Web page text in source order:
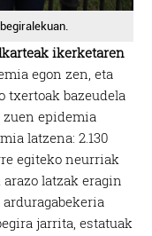
ikerketaren
egon zen, eta
txertoak bazeudela
epidemia
latzena: 2.130
egiteko neurriak
latzak eragin
jarrita, estatuak